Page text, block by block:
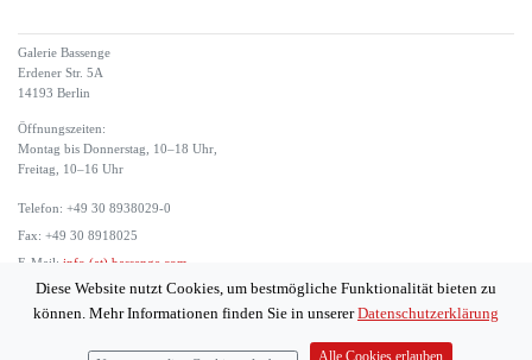
Galerie Bassenge
Erdener Str. 5A
14193 Berlin
Öffnungszeiten:
Montag bis Donnerstag, 10–18 Uhr,
Freitag, 10–16 Uhr
Telefon: +49 30 8938029-0
Fax: +49 30 8918025
E-Mail: info (at) bassenge.com
Diese Website nutzt Cookies, um bestmögliche Funktionalität bieten zu
können. Mehr Informationen finden Sie in unsererDatenschutzerklärung